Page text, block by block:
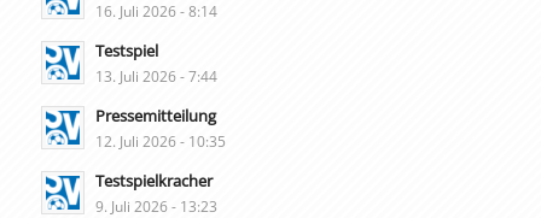
16. Juli 2026 - 8:14
Testspiel
13. Juli 2026 - 7:44
Pressemitteilung
12. Juli 2026 - 10:35
Testspielkracher
9. Juli 2026 - 13:23